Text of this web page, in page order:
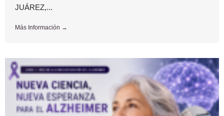
JUÁREZ,...
Más Información →